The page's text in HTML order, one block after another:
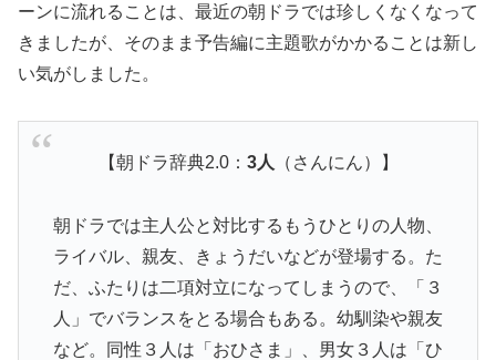
ーンに流れることは、最近の朝ドラでは珍しくなくなって
きましたが、そのまま予告編に主題歌がかかることは新し
い気がしました。
【朝ドラ辞典2.0： 3人 （さんにん）】
朝ドラでは主人公と対比するもうひとりの人物、
ライバル、親友、きょうだいなどが登場する。た
だ、ふたりは二項対立になってしまうので、「３
人」でバランスをとる場合もある。幼馴染や親友
など。同性３人は「おひさま」、男女３人は「ひ